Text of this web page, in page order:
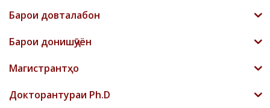
Барои довталабон
Барои донишҷӯён
Магистрантҳо
Докторантураи Ph.D